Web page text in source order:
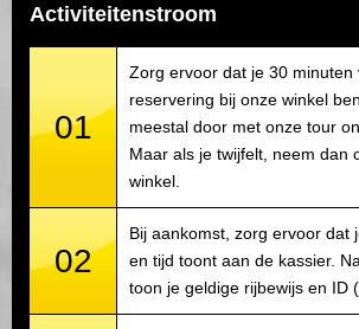
Activiteitenstroom
01
Zorg ervoor dat je 30 minuten
reservering bij onze winkel
meestal door met onze tour
Maar als je twijfelt, neem dan
winkel.
02
Bij aankomst, zorg ervoor dat
en tijd toont aan de kassier.
toon je geldige rijbewijs en ID